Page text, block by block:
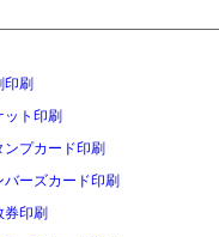
印刷
ット印刷
ンプカード印刷
バーズカード印刷
券印刷